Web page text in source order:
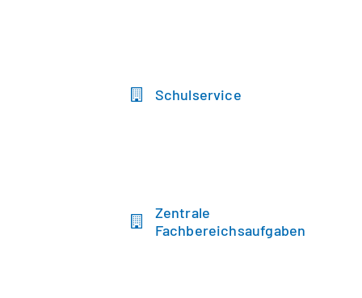
Schulservice
Zentrale
Fachbereichsaufgaben